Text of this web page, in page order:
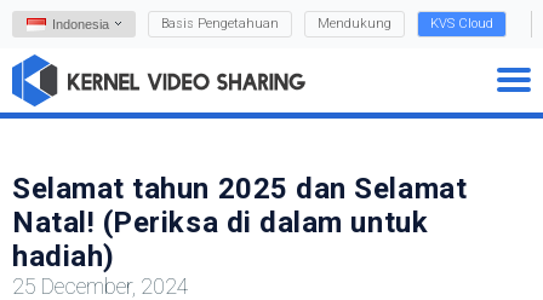
Indonesia Basis Pengetahuan Mendukung KVS Cloud
Selamat tahun 2025 dan Selamat
Natal! (Periksa di dalam untuk
hadiah)
25 December, 2024